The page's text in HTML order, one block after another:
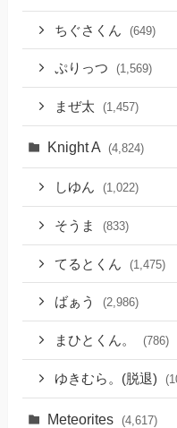
ちぐさくん (649)
ぷりっつ (1,569)
まぜ太 (1,457)
Knight A (4,824)
しゆん (1,022)
そうま (833)
てるとくん (1,475)
ばぁう (2,986)
まひとくん。 (786)
ゆきむら。(脱退)
Meteorites (4,617)